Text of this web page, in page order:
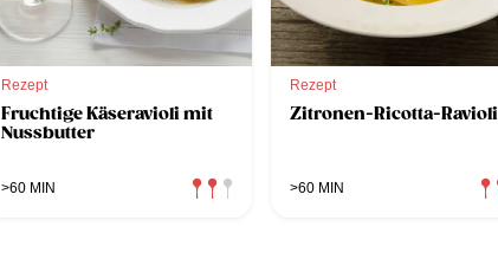
Rezept
Fruchtige Käseravioli mit
Nussbutter
>60 MIN
Rezept
Zitronen-Ricotta-Ravioli
>60 MIN